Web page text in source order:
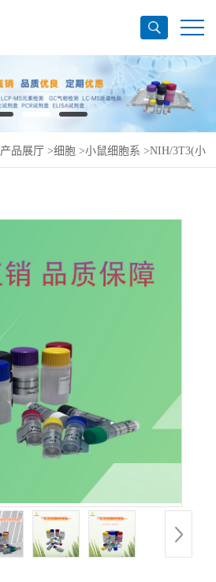
产品展厅 >细胞 >小鼠细胞系 >NIH/3T3(小